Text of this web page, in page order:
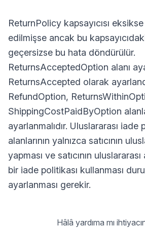
ReturnPolicy kapsayıcısı
edilmişse ancak bu
geçersizse bu hata döndürülür.
ReturnsAcceptedOption alanı
ReturnsAccepted olarak
RefundOption,
ShippingCostPaidByOption
ayarlanmalıdır. Uluslararası iade
alanlarının yalnızca satıcının
yapması ve satıcının uluslararası
bir iade politikası kullanması
ayarlanması gerekir.
Hâlâ yardıma mı